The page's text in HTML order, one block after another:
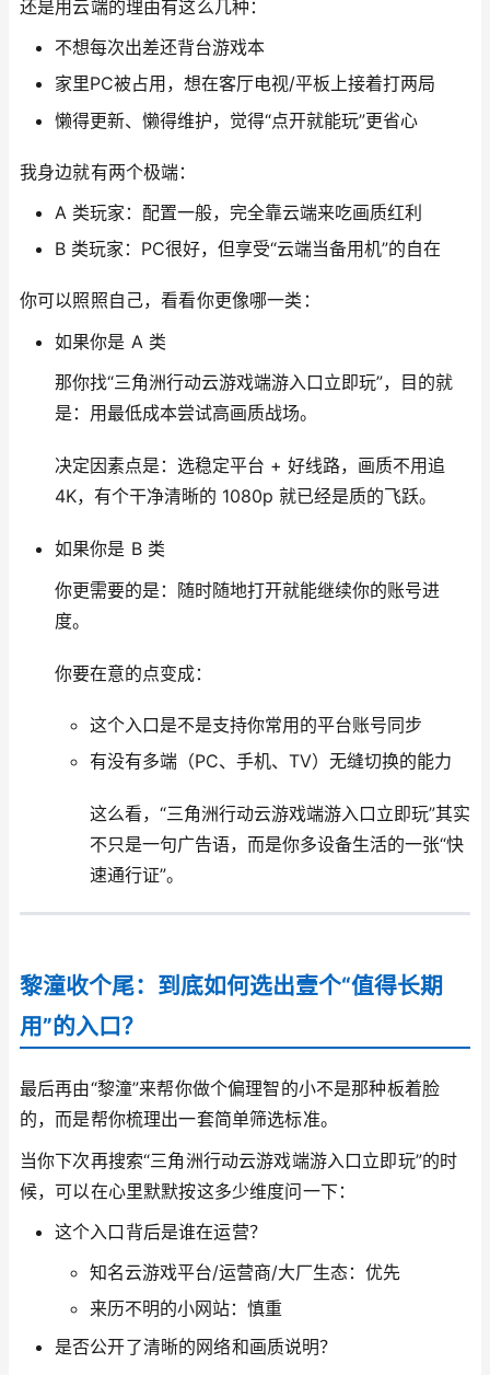
还是用云端的理由有这么几种：
不想每次出差还背台游戏本
家里PC被占用，想在客厅电视/平板上接着打两局
懒得更新、懒得维护，觉得“点开就能玩”更省心
我身边就有两个极端：
A 类玩家：配置一般，完全靠云端来吃画质红利
B 类玩家：PC很好，但享受“云端当备用机”的自在
你可以照照自己，看看你更像哪一类：
如果你是 A 类
那你找“三角洲行动云游戏端游入口立即玩”，目的就
是：用最低成本尝试高画质战场。
决定因素点是：选稳定平台 + 好线路，画质不用追
4K，有个干净清晰的 1080p 就已经是质的飞跃。
如果你是 B 类
你更需要的是：随时随地打开就能继续你的账号进
度。
你要在意的点变成：
这个入口是不是支持你常用的平台账号同步
有没有多端（PC、手机、TV）无缝切换的能力
这么看，“三角洲行动云游戏端游入口立即玩”其实
不只是一句广告语，而是你多设备生活的一张“快
速通行证”。
黎潼收个尾：到底如何选出壹个“值得长期
用”的入口？
最后再由“黎潼”来帮你做个偏理智的小不是那种板着脸
的，而是帮你梳理出一套简单筛选标准。
当你下次再搜索“三角洲行动云游戏端游入口立即玩”的时
候，可以在心里默默按这多少维度问一下：
这个入口背后是谁在运营？
知名云游戏平台/运营商/大厂生态：优先
来历不明的小网站：慎重
是否公开了清晰的网络和画质说明？